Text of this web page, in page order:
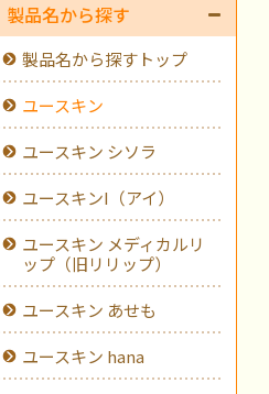
製品名から探す
製品名から探すトップ
ユースキン
ユースキン シソラ
ユースキンI（アイ）
ユースキン メディカルリ
ップ（旧リリップ）
ユースキン あせも
ユースキン hana